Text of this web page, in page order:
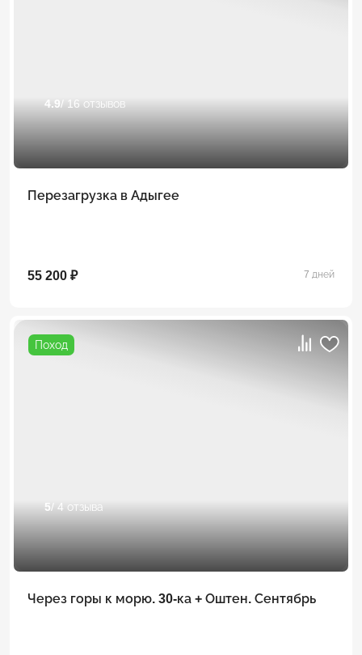
4.9/ 16 отзывов
Перезагрузка в Адыгее
55 200 ₽ 7 дней
Поход
5/ 4 отзыва
Через горы к морю. 30-ка + Оштен. Сентябрь